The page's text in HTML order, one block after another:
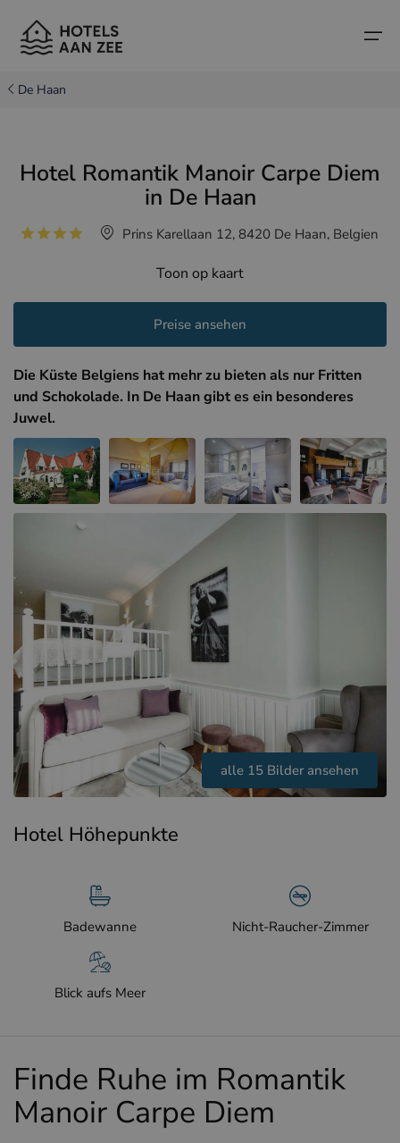
Beliebte Küstenstädte
Beliebte Küstenstädte
Hotels in Cadzand (NL)
Hotels in Blankenberge (BE)
Hotels in Middelkerke (BE)
Hotels in Sluis (NL)
Hotels in Renesse (NL)
Hotels in Dünkirchen (FR)
Länder
belgische Küste
Boutique-Hotels
Reisetipps und Fakten
De Haan
Hotel Romantik Manoir Carpe Diem
in De Haan
Prins Karellaan 12, 8420 De Haan, Belgien
Toon op kaart
Preise ansehen
Die Küste Belgiens hat mehr zu bieten als nur Fritten
und Schokolade. In De Haan gibt es ein besonderes
Juwel.
alle 15 Bilder ansehen
Hotel Höhepunkte
Badewanne Nicht-Raucher-Zimmer
Blick aufs Meer
Finde Ruhe im Romantik
Manoir Carpe Diem